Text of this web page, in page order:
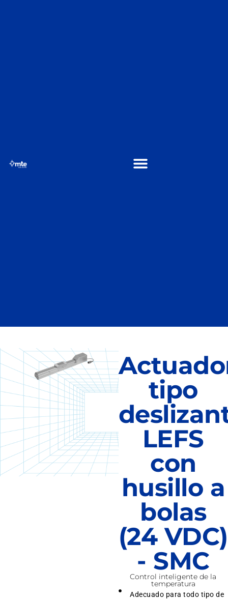
tipo
LEFS
con
husillo a
bolas
(24 VDC)
- SMC
Control inteligente de la
temperatura
Adecuado para todo tipo de